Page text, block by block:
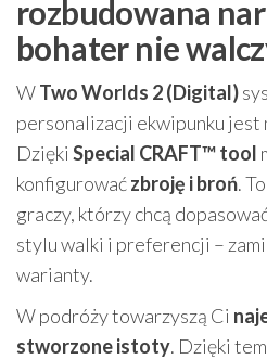
rozbudowana
bohater nie
WTwo Worlds 2 (Digital)
personalizacji ekwipunku jest
Dzięki Special CRAFT™ tool
konfigurowaćzbroję i broń.
graczy, którzy chcą
stylu walki i preferencji –
warianty.
W podróży towarzyszą Ci
stworzone istoty. Dzięki